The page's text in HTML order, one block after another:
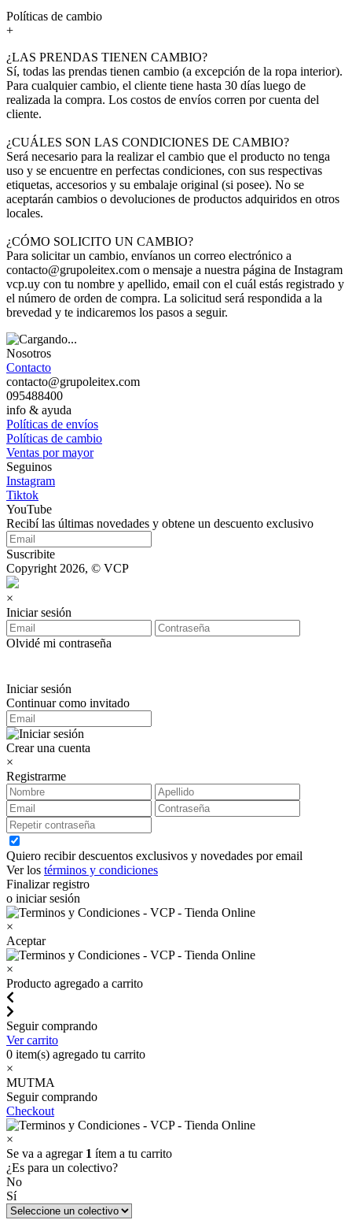
Políticas de cambio
+
¿LAS PRENDAS TIENEN CAMBIO?
Sí, todas las prendas tienen cambio (a excepción de la ropa interior).
Para cualquier cambio, el cliente tiene hasta 30 días luego de
realizada la compra. Los costos de envíos corren por cuenta del
cliente.
¿CUÁLES SON LAS CONDICIONES DE CAMBIO?
Será necesario para la realizar el cambio que el producto no tenga
uso y se encuentre en perfectas condiciones, con sus respectivas
etiquetas, accesorios y su embalaje original (si posee). No se
aceptarán cambios o devoluciones de productos adquiridos en otros
locales.
¿CÓMO SOLICITO UN CAMBIO?
Para solicitar un cambio, envíanos un correo electrónico a
contacto@grupoleitex.com o mensaje a nuestra página de Instagram
vcp.uy con tu nombre y apellido, email con el cuál estás registrado y
el número de orden de compra. La solicitud será respondida a la
brevedad y te indicaremos los pasos a seguir.
Nosotros
Contacto
contacto@grupoleitex.com
095488400
info & ayuda
Políticas de envíos
Políticas de cambio
Ventas por mayor
Seguinos
Instagram
Tiktok
YouTube
Recibí las últimas novedades y obtene un descuento exclusivo
Suscribite
Copyright 2026, © VCP
×
Iniciar sesión
Olvidé mi contraseña
Iniciar sesión
Continuar como invitado
Crear una cuenta
×
Registrarme
Quiero recibir descuentos exclusivos y novedades por email
Ver los términos y condiciones
Finalizar registro
o iniciar sesión
×
Aceptar
×
Producto agregado a carrito
Seguir comprando
Ver carrito
0 item(s) agregado tu carrito
×
MUTMA
Seguir comprando
Checkout
×
Se va a agregar 1 ítem a tu carrito
¿Es para un colectivo?
No
Sí